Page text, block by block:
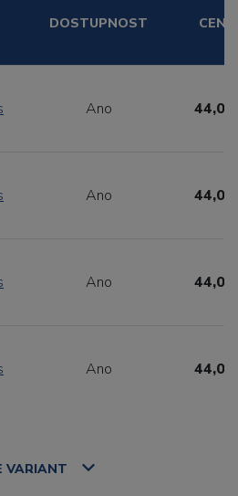
DOSTUPNOST CENA
Ano 44,00
Ano 44,00
Ano 44,00
Ano 44,00
VARIANT